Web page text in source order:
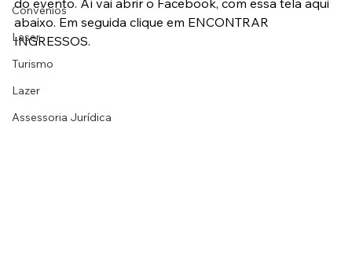
Convênios
Laser
Turismo
Lazer
Assessoria Jurídica
do evento. Aí vai abrir o Facebook, com essa tela aqui
abaixo. Em seguida clique em ENCONTRAR
INGRESSOS.